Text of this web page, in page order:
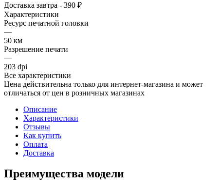
Доставка завтра - 390 ₽
Характеристики
Ресурс печатной головки
—
50 км
Разрешение печати
—
203 dpi
Все характеристики
Цена действительна только для интернет-магазина и может
отличаться от цен в розничных магазинах
Описание
Характеристики
Отзывы
Как купить
Оплата
Доставка
Преимущества модели